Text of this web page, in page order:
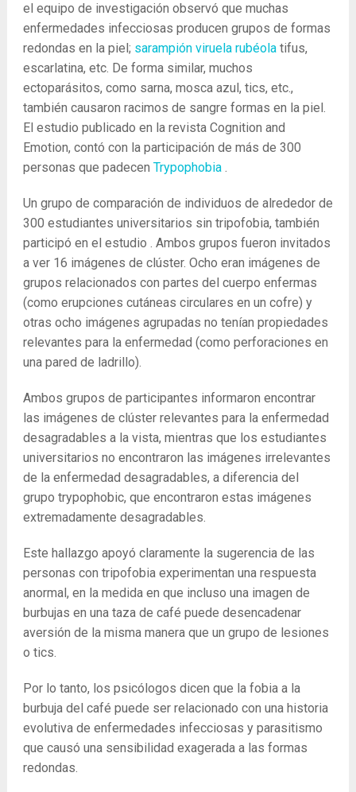
el equipo de investigación observó que muchas
enfermedades infecciosas producen grupos de formas
redondas en la piel; sarampión viruela rubéola tifus,
escarlatina, etc. De forma similar, muchos
ectoparásitos, como sarna, mosca azul, tics, etc.,
también causaron racimos de sangre formas en la piel.
El estudio publicado en la revista Cognition and
Emotion, contó con la participación de más de 300
personas que padecen Trypophobia .
Un grupo de comparación de individuos de alrededor de
300 estudiantes universitarios sin tripofobia, también
participó en el estudio . Ambos grupos fueron invitados
a ver 16 imágenes de clúster. Ocho eran imágenes de
grupos relacionados con partes del cuerpo enfermas
(como erupciones cutáneas circulares en un cofre) y
otras ocho imágenes agrupadas no tenían propiedades
relevantes para la enfermedad (como perforaciones en
una pared de ladrillo).
Ambos grupos de participantes informaron encontrar
las imágenes de clúster relevantes para la enfermedad
desagradables a la vista, mientras que los estudiantes
universitarios no encontraron las imágenes irrelevantes
de la enfermedad desagradables, a diferencia del
grupo trypophobic, que encontraron estas imágenes
extremadamente desagradables.
Este hallazgo apoyó claramente la sugerencia de las
personas con tripofobia experimentan una respuesta
anormal, en la medida en que incluso una imagen de
burbujas en una taza de café puede desencadenar
aversión de la misma manera que un grupo de lesiones
o tics.
Por lo tanto, los psicólogos dicen que la fobia a la
burbuja del café puede ser relacionado con una historia
evolutiva de enfermedades infecciosas y parasitismo
que causó una sensibilidad exagerada a las formas
redondas.